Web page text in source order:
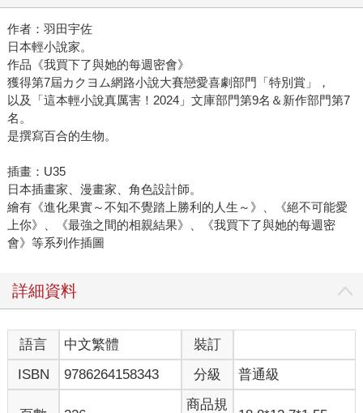
作者：羽田宇佐
日本輕小說家。
作品《我買下了與她的每週密會》
獲得第7屆カクヨム網路小說大賽戀愛喜劇部門「特別賞」，
以及「這本輕小說真厲害！2024」文庫部門第9名＆新作部門第7
名。
是撰寫百合的生物。
插畫：U35
日本插畫家、漫畫家、角色設計師。
繪有《進化果實～不知不覺踏上勝利的人生～》、《絕不可能愛
上你》、《最強之間的相親結果》、《我買下了與她的每週密
會》等系列作插圖
詳細資料
語言 中文繁體
裝訂
ISBN
9786264158343 分級 普通級
商品規